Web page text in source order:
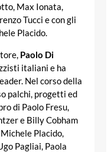
Max Ionata,
Tucci e con gli
Placido.
Paolo Di
italiani e ha
Nel corso della
palchi, progetti ed
di Paolo Fresu,
e Billy Cobham
Placido,
Pagliai, Paola